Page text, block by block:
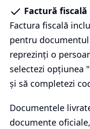
Factură fiscală
Factura fiscală
pentru
reprezinți o
selectezi opțiunea
și să completezi
Documentele
documente